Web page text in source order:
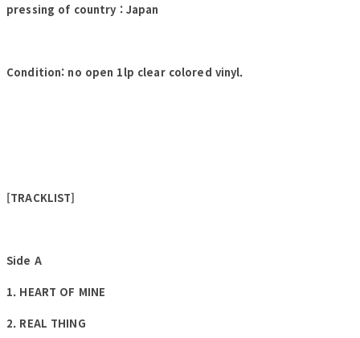
pressing of country : Japan
Condition: no open 1lp clear colored vinyl.
[TRACKLIST]
Side A
1. HEART OF MINE
2. REAL THING